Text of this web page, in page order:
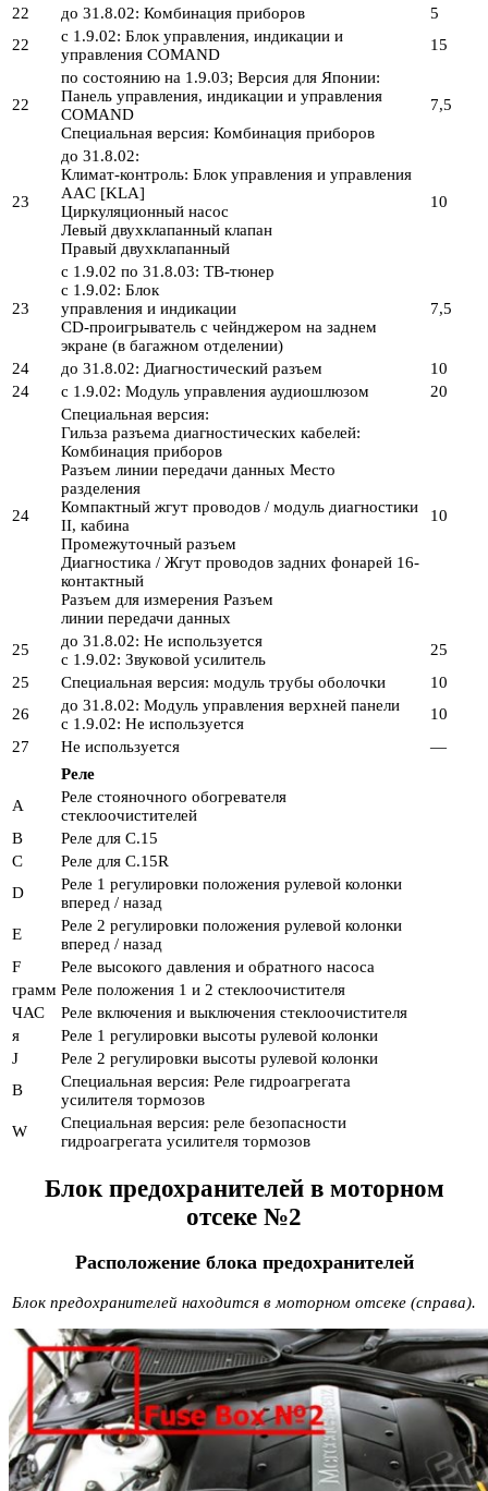
22
до 31.8.02: Комбинация приборов
5
22
с 1.9.02: Блок управления, индикации и
управления COMAND
15
22
по состоянию на 1.9.03; Версия для Японии:
Панель управления, индикации и управления
COMAND
Специальная версия: Комбинация приборов
7,5
23
до 31.8.02:
Климат-контроль: Блок управления и управления
AAC [KLA]
Циркуляционный насос
Левый двухклапанный клапан
Правый двухклапанный
10
23
с 1.9.02 по 31.8.03: ТВ-тюнер
с 1.9.02: Блок
управления и индикации
CD-проигрыватель с чейнджером на заднем
экране (в багажном отделении)
7,5
24 до 31.8.02: Диагностический разъем
10
24
с 1.9.02: Модуль управления аудиошлюзом 20
24
Специальная версия:
Гильза разъема диагностических кабелей:
Комбинация приборов
Разъем линии передачи данных Место
разделения
Компактный жгут проводов / модуль диагностики
II, кабина
Промежуточный разъем
Диагностика / Жгут проводов задних фонарей 16-
контактный
Разъем для измерения Разъем
линии передачи данных
10
25
до 31.8.02: Не используется
с 1.9.02: Звуковой усилитель
25
25
Специальная версия: модуль трубы оболочки
10
26
до 31.8.02: Модуль управления верхней панели
с 1.9.02: Не используется
10
27
Не используется
—
Реле
A
Реле стояночного обогревателя
стеклоочистителей
В
Реле для C.15
С
Реле для C.15R
D
Реле 1 регулировки положения рулевой колонки
вперед / назад
Е
Реле 2 регулировки положения рулевой колонки
вперед / назад
F
Реле высокого давления и обратного насоса
грамм Реле положения 1 и 2 стеклоочистителя
ЧАС
Реле включения и выключения стеклоочистителя
я
Реле 1 регулировки высоты рулевой колонки
J
Реле 2 регулировки высоты рулевой колонки
В
Специальная версия: Реле гидроагрегата
усилителя тормозов
W
Специальная версия: реле безопасности
гидроагрегата усилителя тормозов
Блок предохранителей в моторном
отсеке №2
Расположение блока предохранителей
Блок предохранителей находится в моторном отсеке (справа).